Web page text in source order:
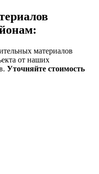
материалов
от наших
Уточняйте стоимость